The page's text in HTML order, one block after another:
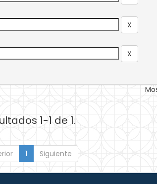
1-1 de 1.
1 Siguiente